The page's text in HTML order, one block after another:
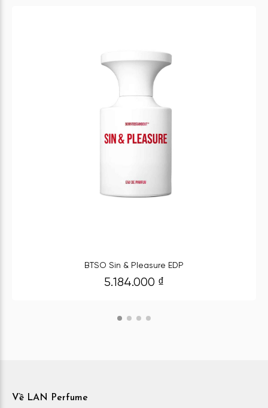
BTSO Sin & Pleasure EDP
5.184.000 ₫
Về LAN Perfume